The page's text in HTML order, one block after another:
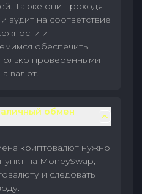
Также они проходят
аудит на соответствие
и
обеспечить
проверенными
валют.
обмен
криптовалют нужно
на MoneySwap,
и следовать